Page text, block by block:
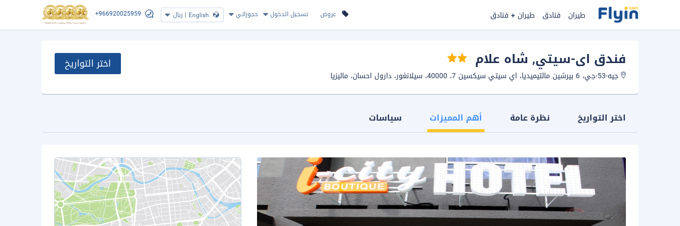
عروض تسجيل الدخول حجوزاتي English
| ريال +966920025959 طيران فنادق طيران + فنادق
فندق اى-سيتي, شاه علام
جيه-53-جي، 6 بيرشين مالتيميديا، اي سيتي سيكسين 7، 40000، سيلانغور، دارول احسان، ماليزيا
اختر التواريخ
اختر التواريخ نظرة عامة أهم المميزات سياسات